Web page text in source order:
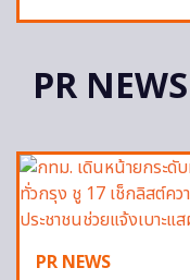
PR NEWS
PR NEWS